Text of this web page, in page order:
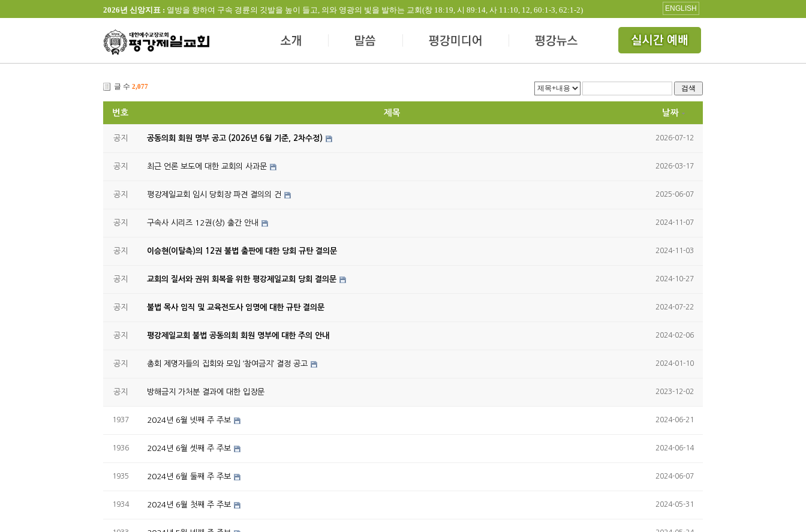
2026년 신앙지표 : 열방을 향하여 구속 경륜의 깃발을 높이 들고, 의와 영광의 빛을 발하는 교회(창 18:19, 시 89:14, 사 11:10, 12, 60:1-3, 62:1-2) ENGLISH
글 수 2,077 검색
번호 제목 날짜
공지 공동의회 회원 명부 공고 (2026년 6월 기준, 2차수정) 2026-07-12
공지 최근 언론 보도에 대한 교회의 사과문 2026-03-17
공지 평강제일교회 임시 당회장 파견 결의의 건 2025-06-07
공지 구속사 시리즈 12권(상) 출간 안내 2024-11-07
공지 이승현(이탈측)의 12권 불법 출판에 대한 당회 규탄 결의문 2024-11-03
공지 교회의 질서와 권위 회복을 위한 평강제일교회 당회 결의문 2024-10-27
공지 불법 목사 임직 및 교육전도사 임명에 대한 규탄 결의문 2024-07-22
공지 평강제일교회 불법 공동의회 회원 명부에 대한 주의 안내 2024-02-06
공지 총회 제명자들의 집회와 모임 ‘참여금지’ 결정 공고 2024-01-10
공지 방해금지 가처분 결과에 대한 입장문 2023-12-02
1937 2024년 6월 넷째 주 주보 2024-06-21
1936 2024년 6월 셋째 주 주보 2024-06-14
1935 2024년 6월 둘째 주 주보 2024-06-07
1934 2024년 6월 첫째 주 주보 2024-05-31